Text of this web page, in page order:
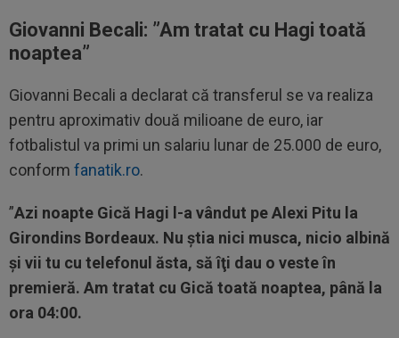
Giovanni Becali: ”Am tratat cu Hagi toată
noaptea”
Giovanni Becali a declarat că transferul se va realiza
pentru aproximativ două milioane de euro, iar
fotbalistul va primi un salariu lunar de 25.000 de euro,
conform fanatik.ro.
”Azi noapte Gică Hagi l-a vândut pe Alexi Pitu la
Girondins Bordeaux. Nu ştia nici musca, nicio albină
şi vii tu cu telefonul ăsta, să îţi dau o veste în
premieră. Am tratat cu Gică toată noaptea, până la
ora 04:00.